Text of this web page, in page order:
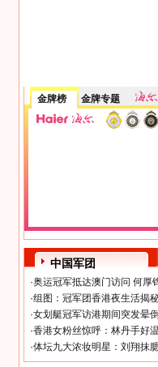
金牌榜 金牌专题
中国军团
·奥运冠军抵达澳门访问 何厚
·组图：冠军团香港夜生活揭
·女划艇冠军访港期间突发晕
·香港女粉丝惊呼：林丹手好
·体坛九大浓妆明星：刘翔抹